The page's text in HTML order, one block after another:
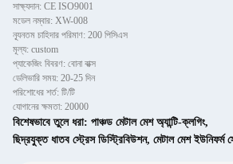
সাক্ষ্যদান: CE ISO9001
মডেল নম্বার: XW-008
ন্যূনতম চাহিদার পরিমাণ: 200 পিসিএস
মূল্য: custom
প্যাকেজিং বিবরণ: বোনা বাক্স
ডেলিভারি সময়: 20-25 দিন
পরিশোধের শর্ত: টি/টি
যোগানের ক্ষমতা: 20000
বিশেষভাবে তুলে ধরা: পাঞ্চড মেটাল মেশ অ্যান্টি-ক্লগিং,
ছিদ্রযুক্ত ধাতব স্ট্রেস ডিস্ট্রিবিউশন, মেটাল মেশ ইউনিফর্ম